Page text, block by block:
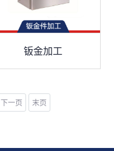
钣金加工
下一页 末页